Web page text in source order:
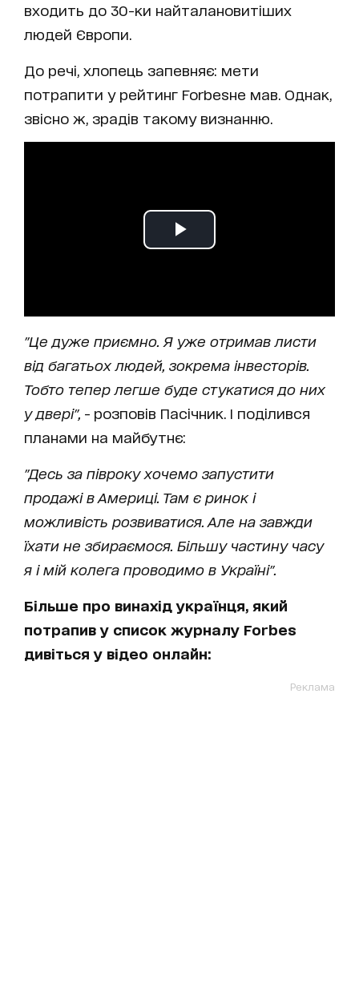
входить до 30-ки найталановитіших
людей Європи.
До речі, хлопець запевняє: мети
потрапити у рейтинг Forbesне мав. Однак,
звісно ж, зрадів такому визнанню.
"Це дуже приємно. Я уже отримав листи
від багатьох людей, зокрема інвесторів.
Тобто тепер легше буде стукатися до них
у двері", - розповів Пасічник. І поділився
планами на майбутнє:
"Десь за півроку хочемо запустити
продажі в Америці. Там є ринок і
можливість розвиватися. Але на завжди
їхати не збираємося. Більшу частину часу
я і мій колега проводимо в Україні".
Більше про винахід українця, який
потрапив у список журналу Forbes
дивіться у відео онлайн:
Реклама